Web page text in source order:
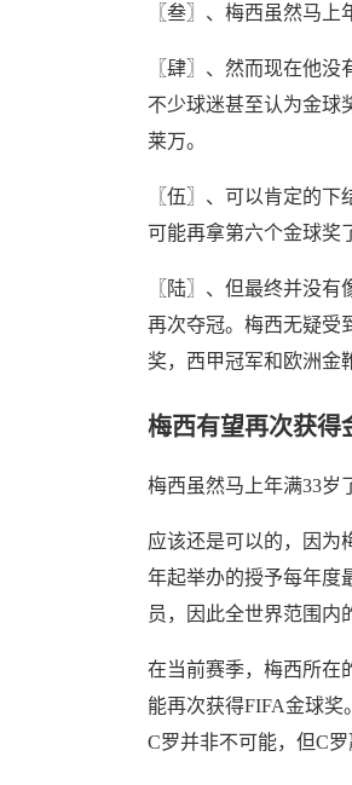
〖叁〗、梅西虽然马
〖肆〗、然而现在他
不少球迷甚至认为金球
莱万。
〖伍〗、可以肯定的
可能再拿第六个金球奖
〖陆〗、但最终并没
再次夺冠。梅西无疑受
奖，西甲冠军和欧洲金
梅西有望再次获得
梅西虽然马上年满33岁
应该还是可以的，因为
年起举办的授予每年度
员，因此全世界范围内
在当前赛季，梅西所在
能再次获得FIFA金球
C罗并非不可能，但C